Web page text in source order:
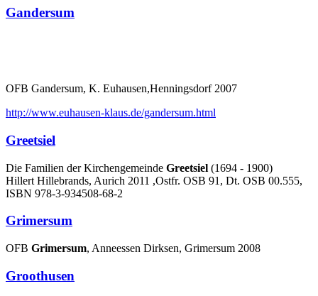
Gandersum
OFB Gandersum, K. Euhausen,Henningsdorf 2007
http://www.euhausen-klaus.de/gandersum.html
Greetsiel
Die Familien der Kirchengemeinde Greetsiel (1694 - 1900)
Hillert Hillebrands, Aurich 2011 ,Ostfr. OSB 91, Dt. OSB 00.555,
ISBN 978-3-934508-68-2
Grimersum
OFB Grimersum, Anneessen Dirksen, Grimersum 2008
Groothusen